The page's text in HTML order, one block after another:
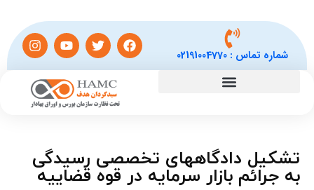
شماره تماس :02191004770
تشکیل دادگاههای تخصصی رسیدگی
به جرائم بازار سرمایه در قوه قضاییه